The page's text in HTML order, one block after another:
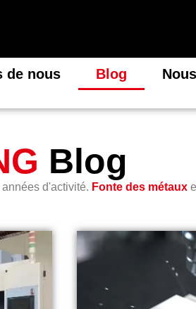
de nous Blog
Blog
d'activité. Fonte des métaux